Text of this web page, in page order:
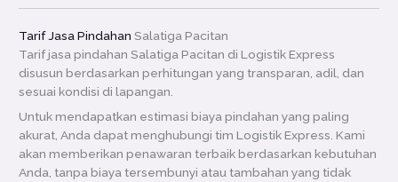
Tarif Jasa Pindahan Salatiga Pacitan
Tarif jasa pindahan Salatiga Pacitan di Logistik Express
disusun berdasarkan perhitungan yang transparan, adil, dan
sesuai kondisi di lapangan.
Untuk mendapatkan estimasi biaya pindahan yang paling
akurat, Anda dapat menghubungi tim Logistik Express. Kami
akan memberikan penawaran terbaik berdasarkan kebutuhan
Anda, tanpa biaya tersembunyi atau tambahan yang tidak